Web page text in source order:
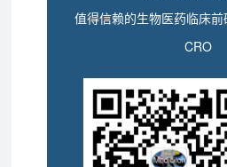
值得信赖的生物医药临床
CRO